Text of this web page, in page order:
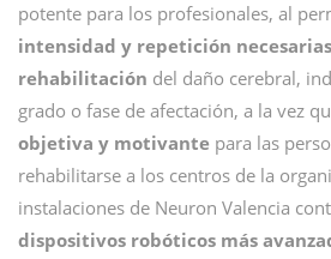
potente para los profesionales, al
intensidad y repetición
rehabilitación del daño cerebral,
grado o fase de afectación, a la vez
objetiva y motivante para las
rehabilitarse a los centros de la
instalaciones de Neuron Valencia
dispositivos robóticos más